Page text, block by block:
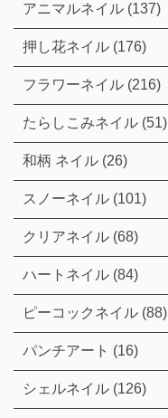
アニマルネイル (137)
押し花ネイル (176)
フラワーネイル (216)
たらしこみネイル (51)
和柄 ネイル (26)
スノーネイル (101)
クリアネイル (68)
ハートネイル (84)
ピーコックネイル (88)
パンチアート (16)
シェルネイル (126)